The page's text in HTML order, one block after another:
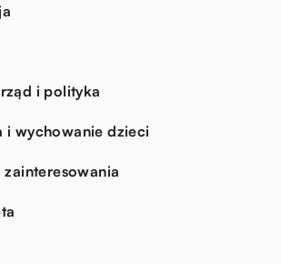
i polityka
i wychowanie dzieci
zainteresowania